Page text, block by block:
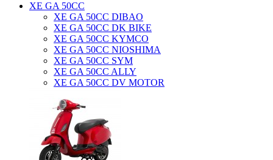
XE GA 50CC
XE GA 50CC DIBAO
XE GA 50CC DK BIKE
XE GA 50CC KYMCO
XE GA 50CC NIOSHIMA
XE GA 50CC SYM
XE GA 50CC ALLY
XE GA 50CC DV MOTOR